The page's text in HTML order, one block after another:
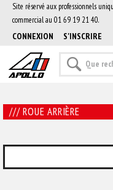
Site réservé aux professionnels
commercial au 01 69 19 21 40.
CONNEXION S'INSCRIRE
/// ROUE ARRIÈRE